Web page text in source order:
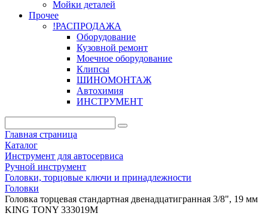
Мойки деталей
Прочее
!РАСПРОДАЖА
Оборудование
Кузовной ремонт
Моечное оборудование
Клипсы
ШИНОМОНТАЖ
Автохимия
ИНСТРУМЕНТ
Главная страница
Каталог
Инструмент для автосервиса
Ручной инструмент
Головки, торцовые ключи и принадлежности
Головки
Головка торцевая стандартная двенадцатигранная 3/8", 19 мм
KING TONY 333019M